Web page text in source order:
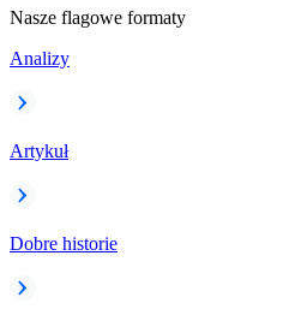
Nasze flagowe formaty
Analizy
Artykuł
Dobre historie